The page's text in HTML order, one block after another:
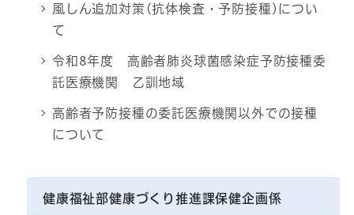
風しん追加対策(抗体検査・予防接種)につい
て
令和8年度 高齢者肺炎球菌感染症予防接種委
託医療機関 乙訓地域
高齢者予防接種の委託医療機関以外での接種
について
健康福祉部健康づくり推進課保健企画係